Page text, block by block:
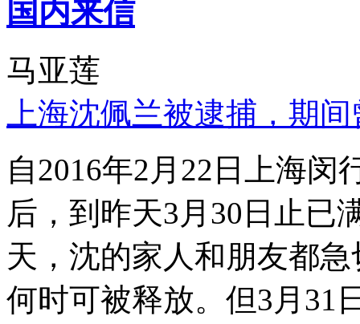
国内来信
马亚莲
上海沈佩兰被逮捕，期
自2016年2月22日上海
后，到昨天3月30日止已
天，沈的家人和朋友都
何时可被释放。但3月31